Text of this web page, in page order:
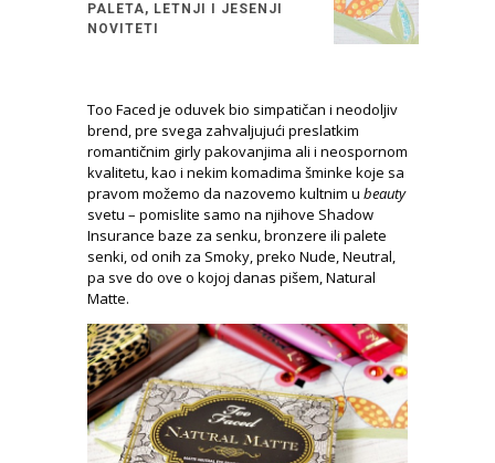
PALETA, LETNJI I JESENJI
NOVITETI
Too Faced je oduvek bio simpatičan i neodoljiv
brend, pre svega zahvaljujući preslatkim
romantičnim girly pakovanjima ali i neospornom
kvalitetu, kao i nekim komadima šminke koje sa
pravom možemo da nazovemo kultnim u beauty
svetu – pomislite samo na njihove Shadow
Insurance baze za senku, bronzere ili palete
senki, od onih za Smoky, preko Nude, Neutral,
pa sve do ove o kojoj danas pišem, Natural
Matte.